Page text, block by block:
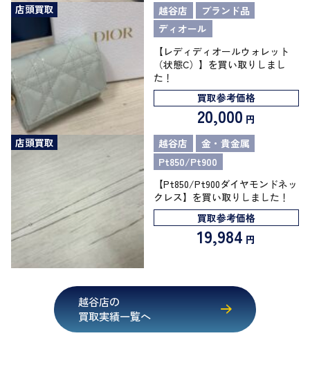
店頭買取 越谷店
ブランド品
ディオール
【レディディオールウォレット
（状態C）】を買い取りしまし
た！
買取参考価格
20,000 円
店頭買取
越谷店
金・貴金属
Pt850/Pt900
【Pt850/Pt900ダイヤモンドネッ
クレス】を買い取りしました！
買取参考価格
19,984 円
越谷店の
買取実績一覧へ